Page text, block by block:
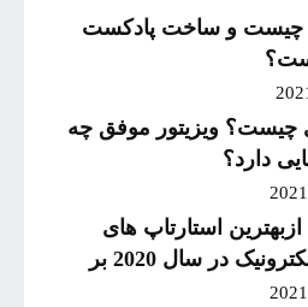
چیست و ساخت پادکست
چیست؟ ویزیتور موفق چه
دارد؟
استارتاپ های
تجارت الکترونیک در سال 2020 بر
موفقیت و